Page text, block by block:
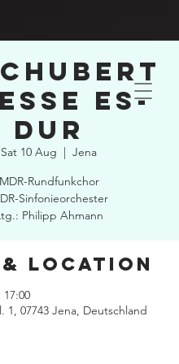
Es-
Dur
Sat 10 Aug
  |
Jena
MDR-Rundfunkchor
Sinfonieorchester
Philipp Ahmann
& Location
17:00
1, 07743 Jena, Deutschland